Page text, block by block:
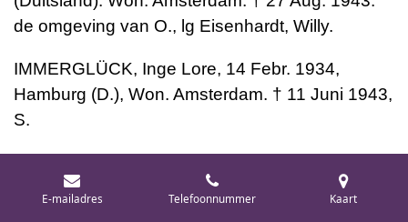
de omgeving van O., lg Eisenhardt, Willy.
IMMERGLÜCK, Inge Lore, 14 Febr. 1934,
Hamburg (D.), Won. Amsterdam. † 11 Juni 1943,
S.
(Duitsland). Won. Amsterdam. † 24 Sept. 1943,
E-mailadres Telefoonnummer Kaart